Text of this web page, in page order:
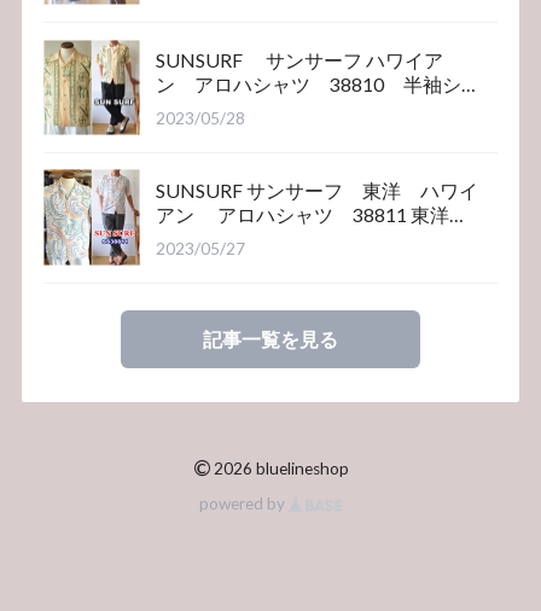
SUNSURF サンサーフ ハワイア
ン アロハシャツ 38810 半袖シ
ャツ
2023/05/28
SUNSURF サンサーフ 東洋 ハワイ
アン アロハシャツ 38811 東洋エ
ンタープライズ
2023/05/27
記事一覧を見る
© 2026 bluelineshop
powered by